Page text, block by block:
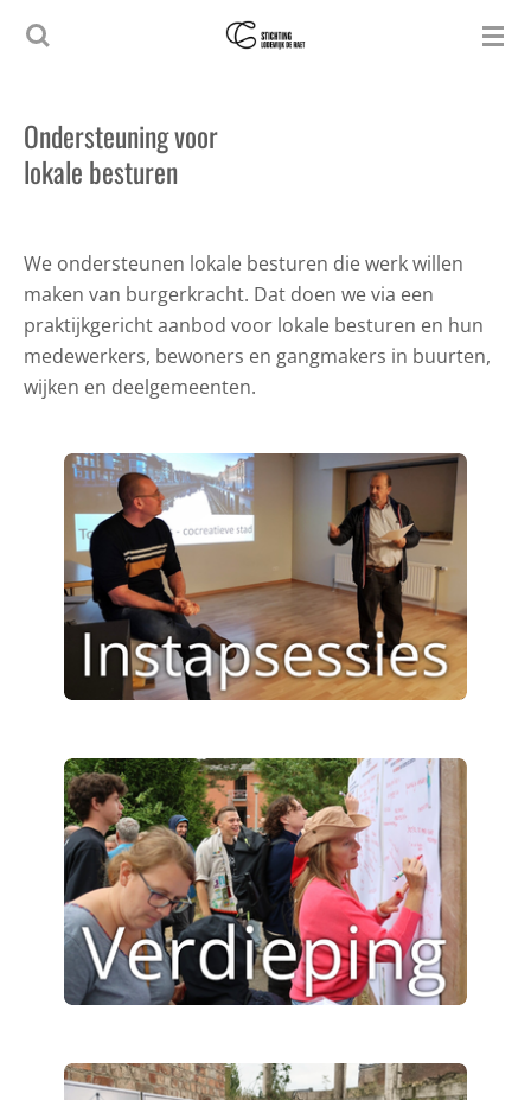
Ga
hoofdinhoud
Ondersteuning voor
lokale besturen
We ondersteunen lokale besturen die werk willen
maken van burgerkracht. Dat doen we via een
praktijkgericht aanbod voor lokale besturen en hun
medewerkers, bewoners en gangmakers in buurten,
wijken en deelgemeenten.